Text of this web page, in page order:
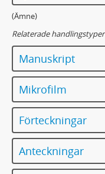
(Ämne)
Relaterade handlingstyper
Manuskript
Mikrofilm
Förteckningar
Anteckningar